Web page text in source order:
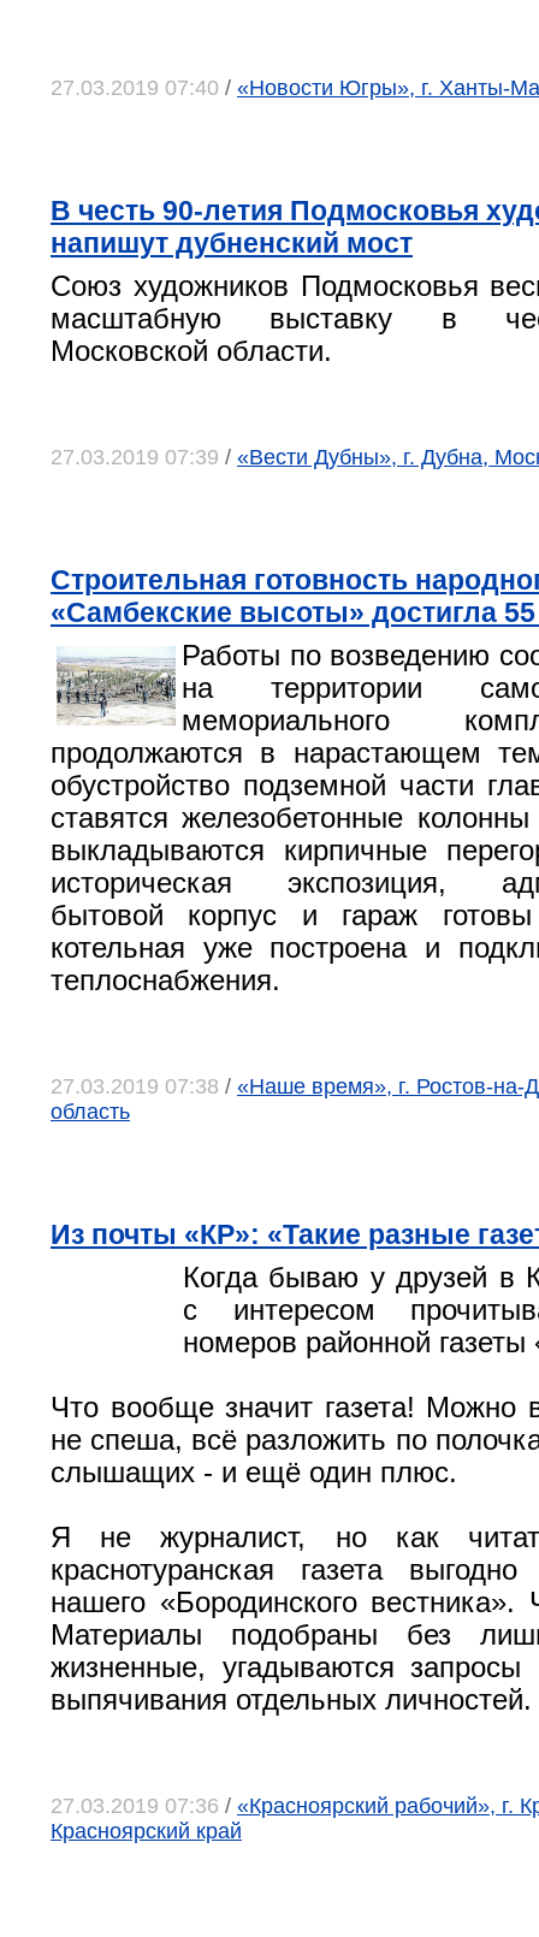
27.03.2019 07:40 / «Новости Югры», г. Ханты-
В честь 90-летия Подмосковья
напишут дубненский мост
Союз художников Подмосковья
масштабную выставку в
Московской области.
27.03.2019 07:39 / «Вести Дубны», г. Дубна,
Строительная готовность
«Самбекские высоты» достигла 55
Работы по возведению
на территории
мемориального
продолжаются в нарастающем
обустройство подземной части
ставятся железобетонные
выкладываются кирпичные
историческая экспозиция,
бытовой корпус и гараж
котельная уже построена и
теплоснабжения.
27.03.2019 07:38 / «Наше время», г. Ростов-на-
область
Из почты «КР»: «Такие разные
Когда бываю у друзей в
с интересом
номеров районной
Что вообще значит газета! Можно
не спеша, всё разложить по
слышащих - и ещё один плюс.
Я не журналист, но как
краснотуранская газета
нашего «Бородинского вестника».
Материалы подобраны без
жизненные, угадываются запросы
выпячивания отдельных личностей.
27.03.2019 07:36 / «Красноярский рабочий», г.
Красноярский край